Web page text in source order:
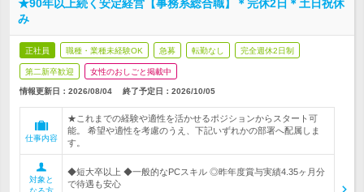
★90年以上続く安定経営【事務系総合職】＊完休2日＊土日祝休
み
正社員 職種・業種未経験OK 急募 転勤なし 完全週休2日制
第二新卒歓迎 女性のおしごと掲載中
情報更新日：2026/08/04 終了予定日： 2026/10/05
仕事内容
★これまでの経験や適性を活かせるポジションからスタート可
能。 希望や適性を考慮のうえ、下記いずれかの部署へ配属しま
す。
対象と
◆短大卒以上 ◆一般的なPCスキル ◎昨年度賞与実績4.35ヶ月分
で待遇も安心